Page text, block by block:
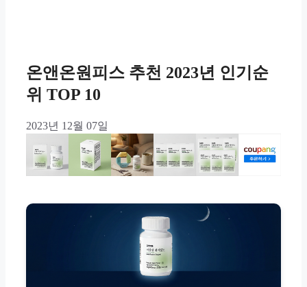
온앤온원피스 추천 2023년 인기순
위 TOP 10
2023년 12월 07일